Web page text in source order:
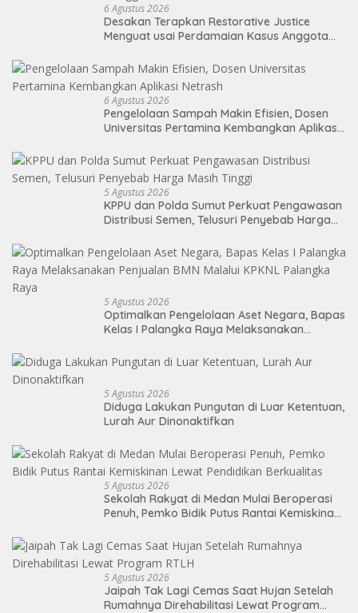
6 Agustus 2026
Desakan Terapkan Restorative Justice
Menguat usai Perdamaian Kasus Anggota
6 Agustus 2026
Pengelolaan Sampah Makin Efisien, Dosen
Universitas Pertamina Kembangkan Aplikasi
5 Agustus 2026
KPPU dan Polda Sumut Perkuat Pengawasan
Distribusi Semen, Telusuri Penyebab Harga
5 Agustus 2026
Optimalkan Pengelolaan Aset Negara, Bapas
Kelas I Palangka Raya Melaksanakan
5 Agustus 2026
Diduga Lakukan Pungutan di Luar Ketentuan,
Lurah Aur Dinonaktifkan
5 Agustus 2026
Sekolah Rakyat di Medan Mulai Beroperasi
Penuh, Pemko Bidik Putus Rantai Kemiskinan
5 Agustus 2026
Jaipah Tak Lagi Cemas Saat Hujan Setelah
Rumahnya Direhabilitasi Lewat Program